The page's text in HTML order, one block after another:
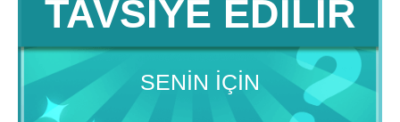
TAVSIYE EDILIR
SENIN IÇIN